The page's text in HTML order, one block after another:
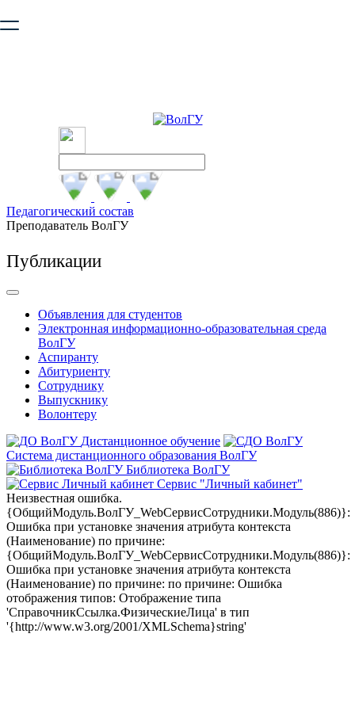
безопасную работу с сайтом. Пожалуйста
Педагогический состав
Преподаватель ВолГУ
Публикации
Объявления для студентов
Электронная информационно-образовательная среда
ВолГУ
Аспиранту
Абитуриенту
Сотруднику
Выпускнику
Волонтеру
Дистанционное обучение
Система дистанционного образования ВолГУ
Библиотека ВолГУ
Сервис "Личный кабинет"
Неизвестная ошибка.
{ОбщийМодуль.ВолГУ_WebСервисСотрудники.Модуль(886)}:
Ошибка при установке значения атрибута контекста
(Наименование) по причине:
{ОбщийМодуль.ВолГУ_WebСервисСотрудники.Модуль(886)}:
Ошибка при установке значения атрибута контекста
(Наименование) по причине: по причине: Ошибка
отображения типов: Отображение типа
'СправочникСсылка.ФизическиеЛица' в тип
'{http://www.w3.org/2001/XMLSchema}string'